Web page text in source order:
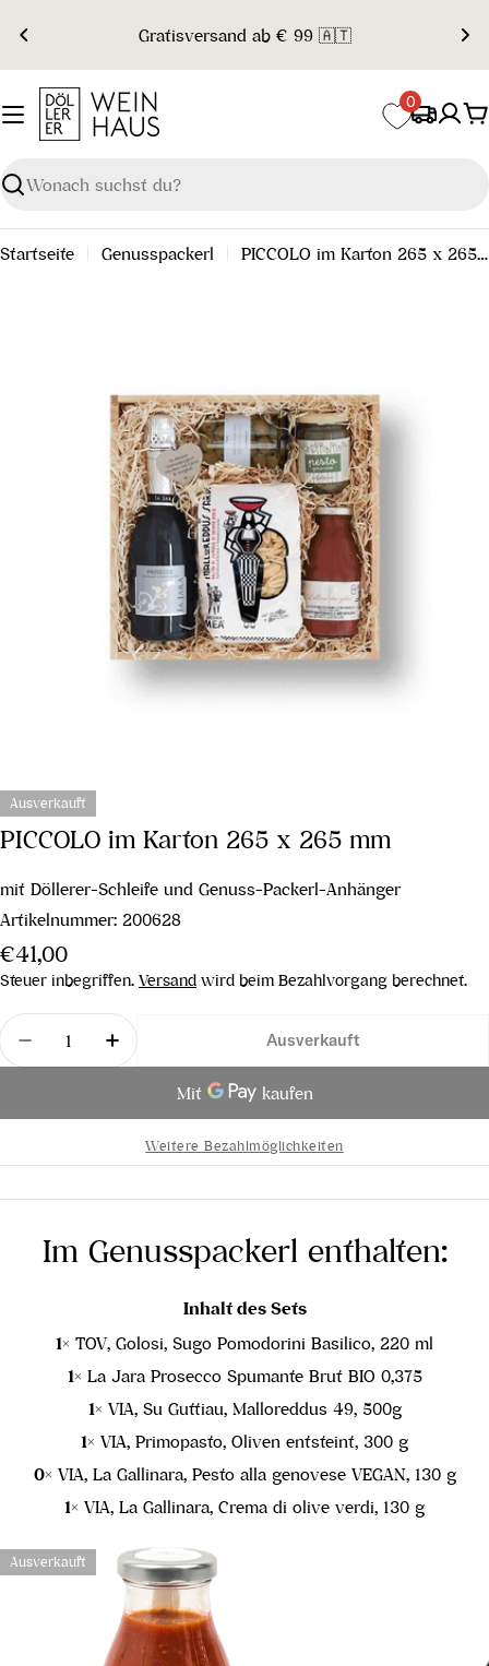
Inhalt
springen
Gratisversand ab € 99 🇦🇹
Suchen
0
Startseite Genusspackerl PICCOLO im Karton 265 x 265 mm
Ausverkauft
PICCOLO im Karton 265 x 265 mm
mit Döllerer-Schleife und Genuss-Packerl-Anhänger
Artikelnummer: 200628
Regulärer
Preis
€41,00
Steuer inbegriffen. Versand wird beim Bezahlvorgang berechnet.
Menge
Menge für PICCOLO im Karton 265 x 265 mm
Menge für PICCOLO im Karton 265 x
Ausverkauft
Weitere Bezahlmöglichkeiten
Im Genusspackerl enthalten:
Inhalt des Sets
1× TOV, Golosi, Sugo Pomodorini Basilico, 220 ml
1× La Jara Prosecco Spumante Brut BIO 0,375
1× VIA, Su Guttiau, Malloreddus 49, 500g
1× VIA, Primopasto, Oliven entsteint, 300 g
0× VIA, La Gallinara, Pesto alla genovese VEGAN, 130 g
1× VIA, La Gallinara, Crema di olive verdi, 130 g
Ausverkauft